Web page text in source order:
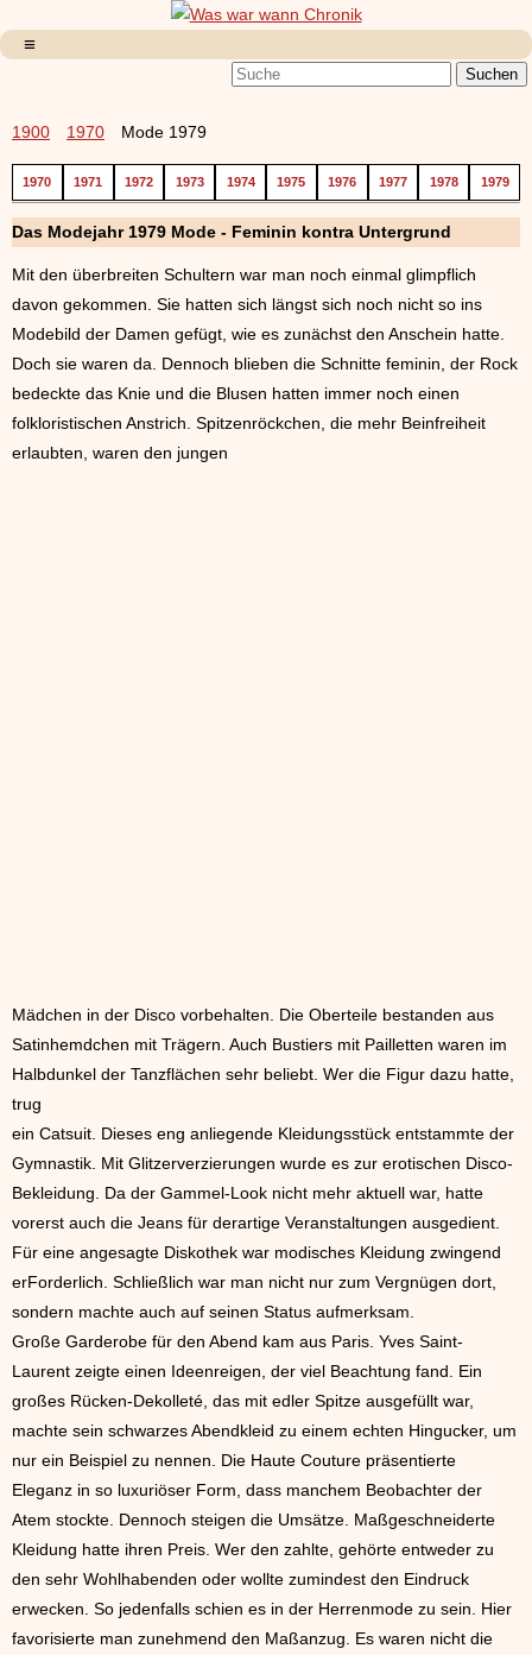
1900 1970 Mode 1979
1970 1971 1972 1973 1974 1975 1976 1977 1978 1979
Das Modejahr 1979 Mode - Feminin kontra Untergrund
Mit den überbreiten Schultern war man noch einmal glimpflich
davon gekommen. Sie hatten sich längst sich noch nicht so ins
Modebild der Damen gefügt, wie es zunächst den Anschein hatte.
Doch sie waren da. Dennoch blieben die Schnitte feminin, der Rock
bedeckte das Knie und die Blusen hatten immer noch einen
folkloristischen Anstrich. Spitzenröckchen, die mehr Beinfreiheit
erlaubten, waren den jungen
Mädchen in der Disco vorbehalten. Die Oberteile bestanden aus
Satinhemdchen mit Trägern. Auch Bustiers mit Pailletten waren im
Halbdunkel der Tanzflächen sehr beliebt. Wer die Figur dazu hatte,
trug
ein Catsuit. Dieses eng anliegende Kleidungsstück entstammte der
Gymnastik. Mit Glitzerverzierungen wurde es zur erotischen Disco-
Bekleidung. Da der Gammel-Look nicht mehr aktuell war, hatte
vorerst auch die Jeans für derartige Veranstaltungen ausgedient.
Für eine angesagte Diskothek war modisches Kleidung zwingend
erForderlich. Schließlich war man nicht nur zum Vergnügen dort,
sondern machte auch auf seinen Status aufmerksam.
Große Garderobe für den Abend kam aus Paris. Yves Saint-
Laurent zeigte einen Ideenreigen, der viel Beachtung fand. Ein
großes Rücken-Dekolleté, das mit edler Spitze ausgefüllt war,
machte sein schwarzes Abendkleid zu einem echten Hingucker, um
nur ein Beispiel zu nennen. Die Haute Couture präsentierte
Eleganz in so luxuriöser Form, dass manchem Beobachter der
Atem stockte. Dennoch steigen die Umsätze. Maßgeschneiderte
Kleidung hatte ihren Preis. Wer den zahlte, gehörte entweder zu
den sehr Wohlhabenden oder wollte zumindest den Eindruck
erwecken. So jedenfalls schien es in der Herrenmode zu sein. Hier
favorisierte man zunehmend den Maßanzug. Es waren nicht die